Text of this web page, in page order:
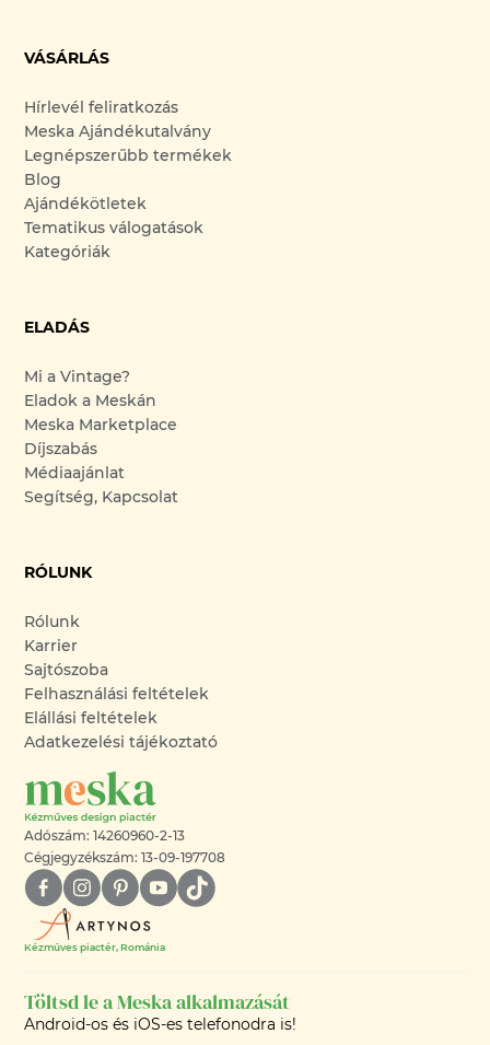
VÁSÁRLÁS
Hírlevél feliratkozás
Meska Ajándékutalvány
Legnépszerűbb termékek
Blog
Ajándékötletek
Tematikus válogatások
Kategóriák
ELADÁS
Mi a Vintage?
Eladok a Meskán
Meska Marketplace
Díjszabás
Médiaajánlat
Segítség, Kapcsolat
RÓLUNK
Rólunk
Karrier
Sajtószoba
Felhasználási feltételek
Elállási feltételek
Adatkezelési tájékoztató
Adószám: 14260960-2-13
Cégjegyzékszám: 13-09-197708
Kézműves piactér, Románia
Töltsd le a Meska alkalmazását
Android-os és iOS-es telefonodra is!